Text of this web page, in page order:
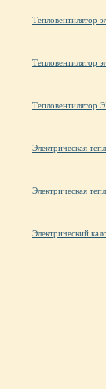
Тепловентилятор
Тепловентилятор
Электрическая
Электрическая
Электрический